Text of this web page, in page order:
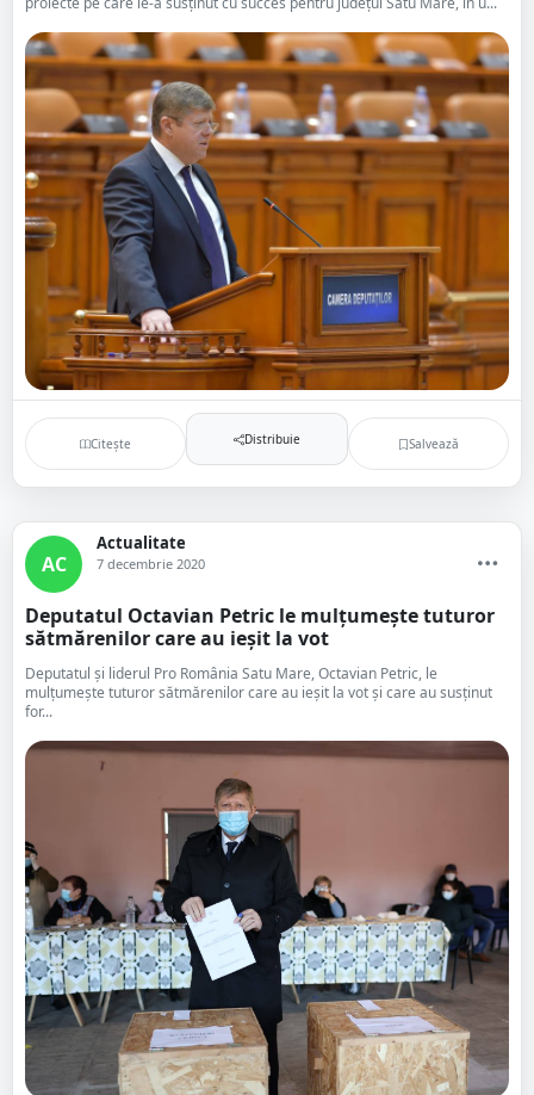
Citește Distribuie Salvează
AC
Actualitate
7 decembrie 2020
Deputatul Octavian Petric le mulțumește tuturor
sătmărenilor care au ieșit la vot
Deputatul și liderul Pro România Satu Mare, Octavian Petric, le
mulțumește tuturor sătmărenilor care au ieșit la vot și care au susținut
for...